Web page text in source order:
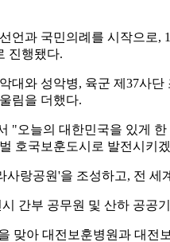
언과 국민의례를 시작으로
진행됐다.
대와 성악병, 육군 제37사
림을 더했다.
"오늘의 대한민국을 있게
호국보훈도시로 발전시키
사랑공원'을 조성하고, 전
간부 공무원 및 산하 공공
맞아 대전보훈병원과 대전